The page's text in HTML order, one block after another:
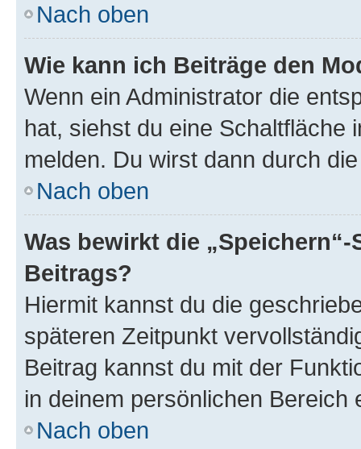
Nach oben
Wie kann ich Beiträge den
Wenn ein Administrator die
hat, siehst du eine Schaltfläche
melden. Du wirst dann durch
Nach oben
Was bewirkt die
Beitrags?
Hiermit kannst du die
späteren Zeitpunkt
Beitrag kannst du mit der
in deinem persönlichen Bereich
Nach oben